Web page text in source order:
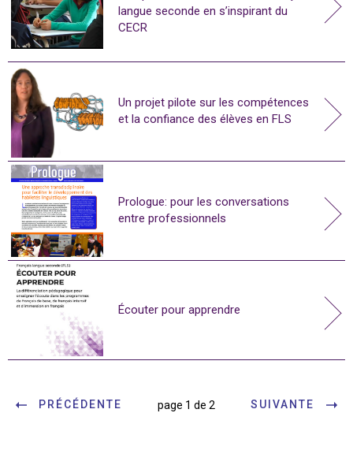
langue seconde en s’inspirant du
CECR
Un projet pilote sur les compétences
et la confiance des élèves en FLS
Prologue: pour les conversations
entre professionnels
Écouter pour apprendre
PRÉCÉDENTE page 1 de 2 SUIVANTE